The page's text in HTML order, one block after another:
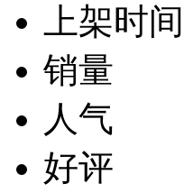
上架时间
销量
人气
好评